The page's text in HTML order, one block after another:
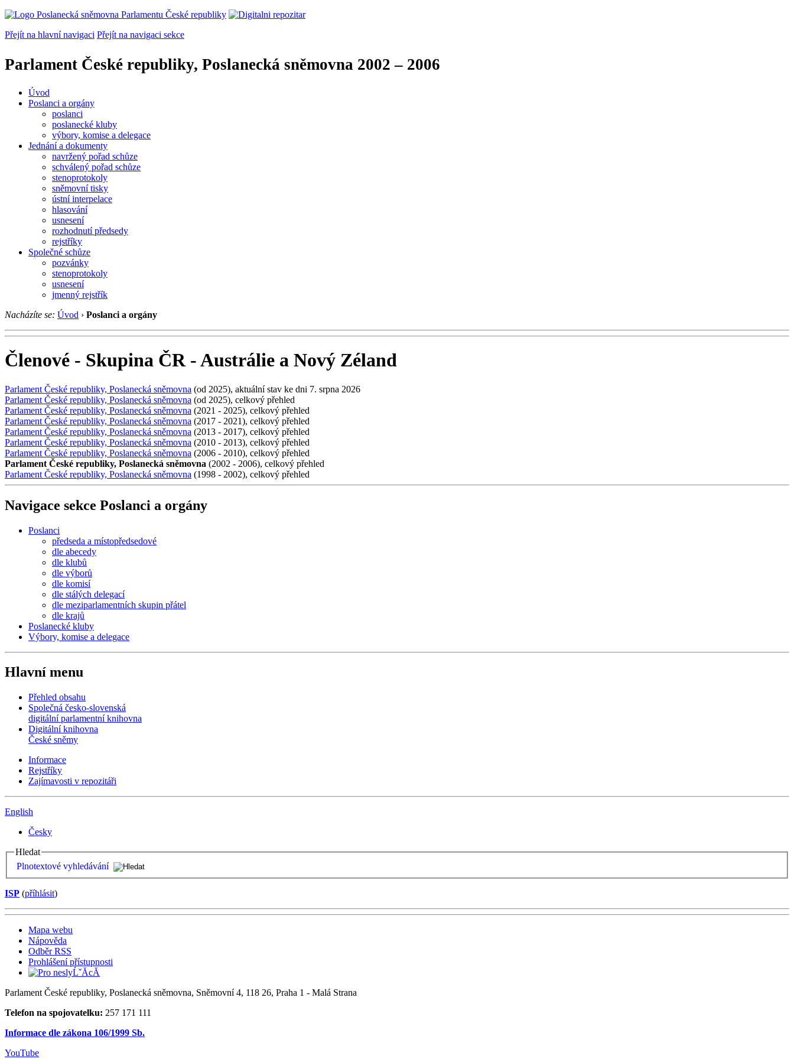
Přejít na hlavní navigaci Přejít na navigaci sekce
Parlament České republiky, Poslanecká sněmovna 2002 – 2006
Úvod
Poslanci a orgány
poslanci
poslanecké kluby
výbory, komise a delegace
Jednání a dokumenty
navržený pořad schůze
schválený pořad schůze
stenoprotokoly
sněmovní tisky
ústní interpelace
hlasování
usnesení
rozhodnutí předsedy
rejstříky
Společné schůze
pozvánky
stenoprotokoly
usnesení
jmenný rejstřík
Nacházíte se: Úvod › Poslanci a orgány
Členové - Skupina ČR - Austrálie a Nový Zéland
Parlament České republiky, Poslanecká sněmovna (od 2025), aktuální stav ke dni 7. srpna 2026
Parlament České republiky, Poslanecká sněmovna (od 2025), celkový přehled
Parlament České republiky, Poslanecká sněmovna (2021 - 2025), celkový přehled
Parlament České republiky, Poslanecká sněmovna (2017 - 2021), celkový přehled
Parlament České republiky, Poslanecká sněmovna (2013 - 2017), celkový přehled
Parlament České republiky, Poslanecká sněmovna (2010 - 2013), celkový přehled
Parlament České republiky, Poslanecká sněmovna (2006 - 2010), celkový přehled
Parlament České republiky, Poslanecká sněmovna (2002 - 2006), celkový přehled
Parlament České republiky, Poslanecká sněmovna (1998 - 2002), celkový přehled
Navigace sekce Poslanci a orgány
Poslanci
předseda a místopředsedové
dle abecedy
dle klubů
dle výborů
dle komisí
dle stálých delegací
dle meziparlamentních skupin přátel
dle krajů
Poslanecké kluby
Výbory, komise a delegace
Hlavní menu
Přehled obsahu
Společná česko-slovenská
digitální parlamentní knihovna
Digitální knihovna
České sněmy
Informace
Rejstříky
Zajímavosti v repozitáři
English
Česky
Hledat
Plnotextové vyhledávání
ISP (příhlásit)
Mapa webu
Nápověda
Odběr RSS
Prohlášení přístupnosti
Parlament České republiky, Poslanecká sněmovna, Sněmovní 4, 118 26, Praha 1 - Malá Strana
Telefon na spojovatelku: 257 171 111
Informace dle zákona 106/1999 Sb.
YouTube